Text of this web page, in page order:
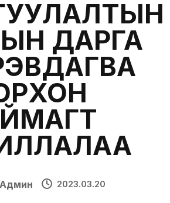
ДАРГА
Админ 2023.03.20